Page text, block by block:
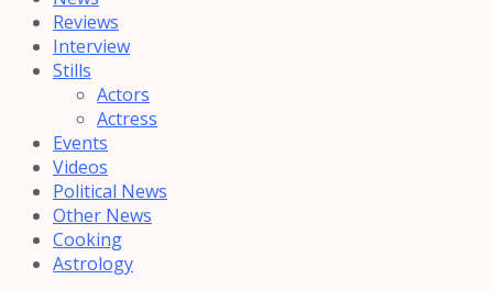
Reviews
Interview
Stills
Actors
Actress
Events
Videos
Political News
Other News
Cooking
Astrology